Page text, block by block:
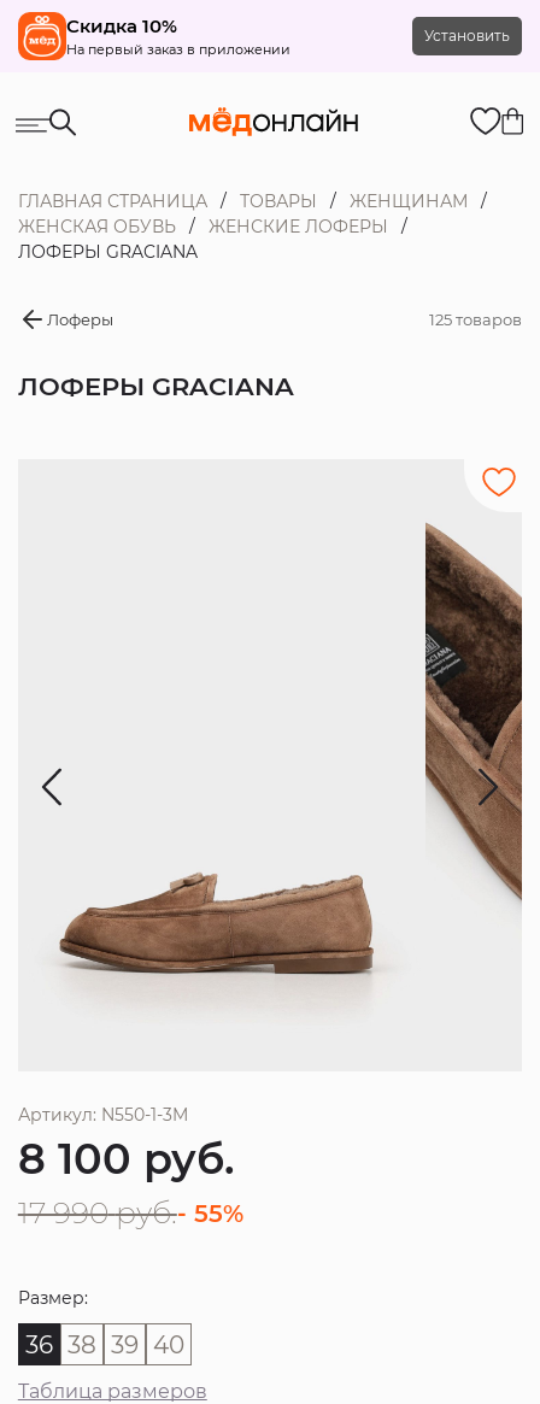
Скидка 10%
На первый заказ в приложении
Установить
ГЛАВНАЯ СТРАНИЦА ТОВАРЫ
ЖЕНЩИНАМ
ЖЕНСКАЯ ОБУВЬ
ЖЕНСКИЕ ЛОФЕРЫ
ЛОФЕРЫ GRACIANA
Лоферы 125 товаров
ЛОФЕРЫ GRACIANA
Артикул: N550-1-3M
8 100 руб.
17 990 руб.- 55%
Размер:
36 38 39 40
Таблица размеров